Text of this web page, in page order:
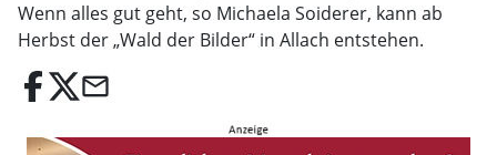
Wenn alles gut geht, so Michaela Soiderer, kann ab
Herbst der „Wald der Bilder“ in Allach entstehen.
email